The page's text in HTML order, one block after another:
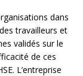
dans
travailleurs et
validés sur le
de ces
L’entreprise